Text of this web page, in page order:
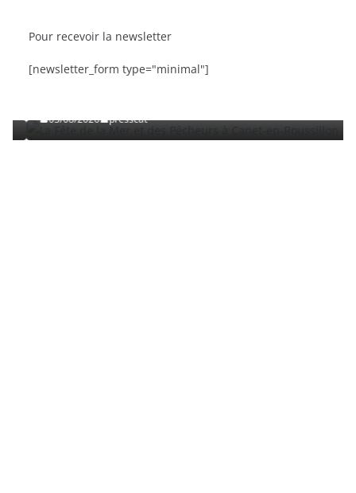
Pour recevoir la newsletter
[newsletter_form type="minimal"]
La Fête de la Mer et des Pêcheurs à Canet-en-
03/08/2026 presscat